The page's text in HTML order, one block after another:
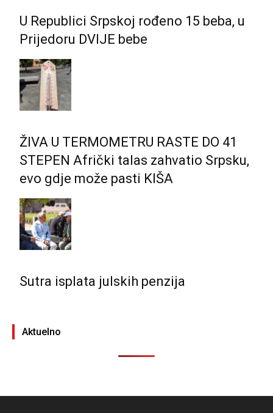
U Republici Srpskoj rođeno 15 beba, u
Prijedoru DVIJE bebe
ŽIVA U TERMOMETRU RASTE DO 41
STEPEN Afrički talas zahvatio Srpsku,
evo gdje može pasti KIŠA
Sutra isplata julskih penzija
Aktuelno